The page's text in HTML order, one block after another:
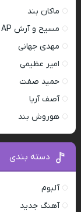
ماکان بند
مسیح و آرش AP
مهدی جهانی
امیر عظیمی
حمید صفت
آصف آریا
هوروش بند
دسته بندی
آلبوم
آهنگ جدید